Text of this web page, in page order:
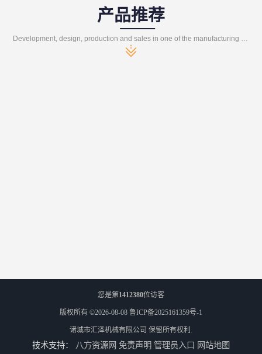
产品推荐
Development, design, production and sales in one of the manufacturing enterprises
您是第1412380位访客
版权所有 ©2026-08-08 鲁ICP备2025161359号-1
诸城市汇泽机械有限公司 保留所有权利.
技术支持： 八方资源网 免责声明 管理员入口 网站地图